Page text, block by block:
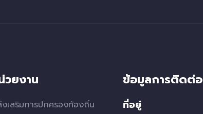
ยงาน
เสริมการปกครองท้องถิ่น
ข้อมูลการติดต่อ
ที่อยู่